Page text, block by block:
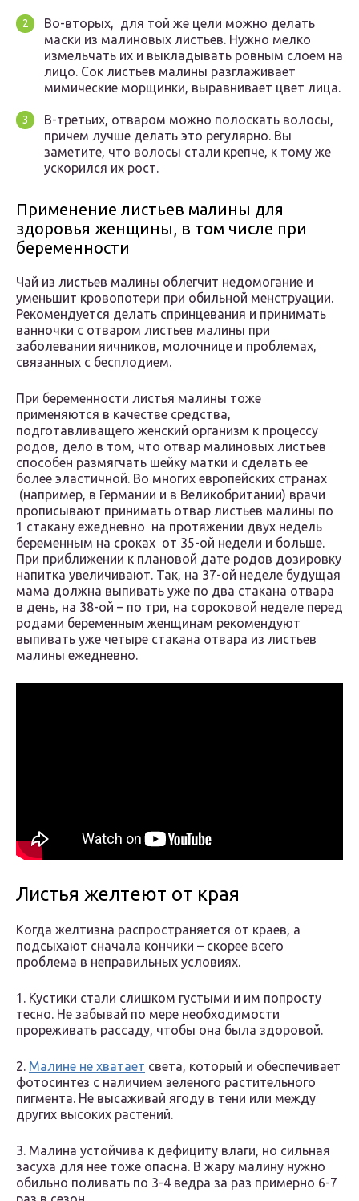
Во-вторых, для той же цели можно делать
маски из малиновых листьев. Нужно мелко
измельчать их и выкладывать ровным слоем на
лицо. Сок листьев малины разглаживает
мимические морщинки, выравнивает цвет лица.
В-третьих, отваром можно полоскать волосы,
причем лучше делать это регулярно. Вы
заметите, что волосы стали крепче, к тому же
ускорился их рост.
Применение листьев малины для
здоровья женщины, в том числе при
беременности
Чай из листьев малины облегчит недомогание и
уменьшит кровопотери при обильной менструации.
Рекомендуется делать спринцевания и принимать
ванночки с отваром листьев малины при
заболевании яичников, молочнице и проблемах,
связанных с бесплодием.
При беременности листья малины тоже
применяются в качестве средства,
подготавливащего женский организм к процессу
родов, дело в том, что отвар малиновых листьев
способен размягчать шейку матки и сделать ее
более эластичной. Во многих европейских странах
(например, в Германии и в Великобритании) врачи
прописывают принимать отвар листьев малины по
1 стакану ежедневно на протяжении двух недель
беременным на сроках от 35-ой недели и больше.
При приближении к плановой дате родов дозировку
напитка увеличивают. Так, на 37-ой неделе будущая
мама должна выпивать уже по два стакана отвара
в день, на 38-ой – по три, на сороковой неделе перед
родами беременным женщинам рекомендуют
выпивать уже четыре стакана отвара из листьев
малины ежедневно.
Листья желтеют от края
Когда желтизна распространяется от краев, а
подсыхают сначала кончики – скорее всего
проблема в неправильных условиях.
1. Кустики стали слишком густыми и им попросту
тесно. Не забывай по мере необходимости
прореживать рассаду, чтобы она была здоровой.
2. Малине не хватает света, который и обеспечивает
фотосинтез с наличием зеленого растительного
пигмента. Не высаживай ягоду в тени или между
других высоких растений.
3. Малина устойчива к дефициту влаги, но сильная
засуха для нее тоже опасна. В жару малину нужно
обильно поливать по 3-4 ведра за раз примерно 6-7